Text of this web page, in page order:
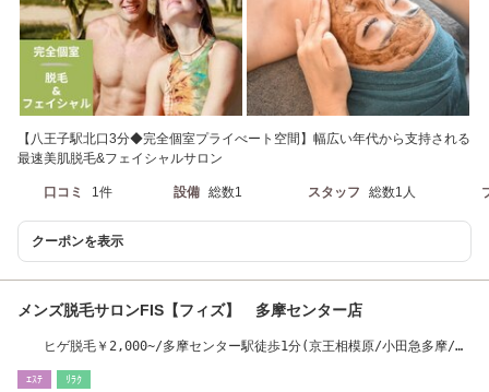
【八王子駅北口3分◆完全個室プライべート空間】幅広い年代から支持される
最速美肌脱毛&フェイシャルサロン
口コミ 1件 設備 総数1 スタッフ 総数1人
クーポンを表示
メンズ脱毛サロンFIS【フィズ】 多摩センター店
ヒゲ脱毛￥2,000~/多摩センター駅徒歩1分(京王相模原/小田急多摩/多
ｴｽﾃ ﾘﾗｸ